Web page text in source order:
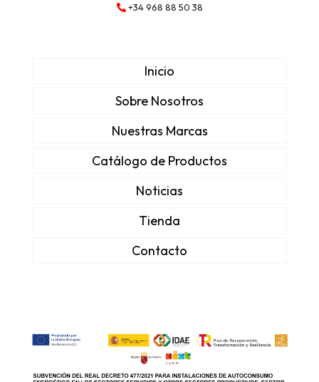
+34 968 88 50 38
Inicio
Sobre Nosotros
Nuestras Marcas
Catálogo de Productos
Noticias
Tienda
Contacto